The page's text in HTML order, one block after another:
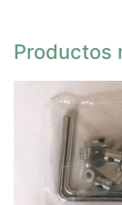
Productos